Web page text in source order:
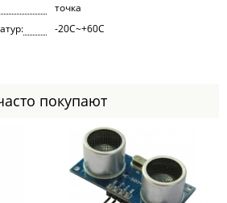
точка
-20C~+60C
покупают